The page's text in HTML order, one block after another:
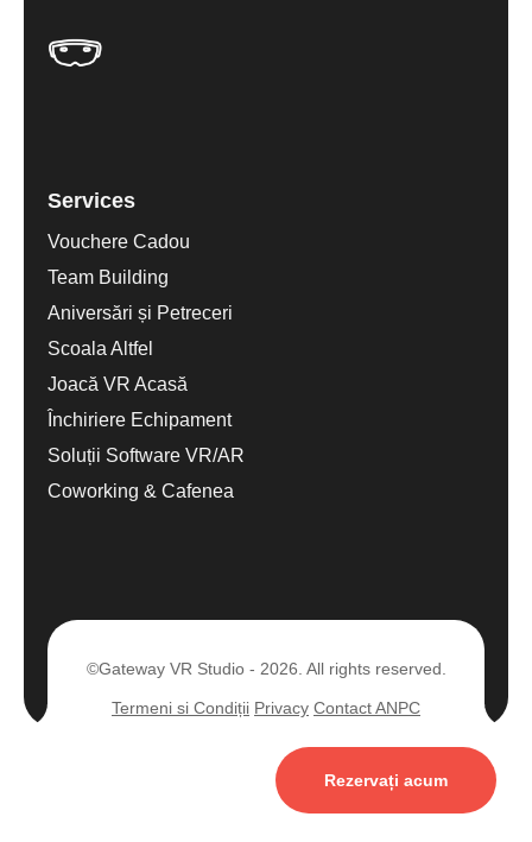
Services
Vouchere Cadou
Team Building
Aniversări și Petreceri
Scoala Altfel
Joacă VR Acasă
Închiriere Echipament
Soluții Software VR/AR
Coworking & Cafenea
©Gateway VR Studio - 2026. All rights reserved.
Termeni si Condiții Privacy Contact ANPC
Rezervați acum